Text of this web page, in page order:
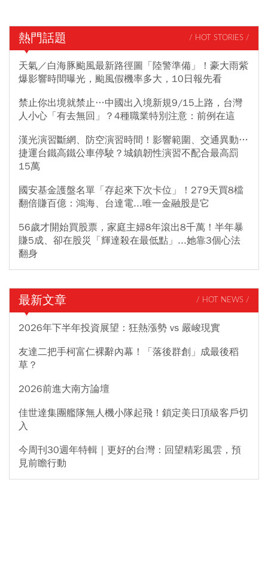
熱門話題 / HOT STORIES /
天氣／白海豚颱風最新路徑圖「陸警準備」！豪大雨紫
爆影響時間曝光，颱風假機率多大，10日報先看
禁止你出境就禁止…中國出入境新規9/15上路，台灣
人小心「有去無回」？4種職業特別注意：前例在這
漢光演習斷網、防空演習時間！影響範圍、交通異動…
捷運台鐵高鐵公車停駛？城鎮韌性演習不配合最高罰
15萬
國安基金護盤名單「存起來下次卡位」！279天買8檔
翻倍賺百億：鴻海、台達電...唯一金融股是它
56歲才開始買股票，家庭主婦8年滾出8千萬！半年暴
賺5成、卻在股災「輝達殺在最低點」...她靠3個心法
翻身
最新文章 / HOT NEWS /
2026年下半年投資展望：狂熱漲勢 vs 嚴峻現實
友達二把手柯富仁裸辭內幕！「落後群創」成最後稻
草？
2026前進大南方論壇
佳世達集團艦隊無人機小隊起飛！鎖定美日頂級客戶切
入
今周刊30週年特輯｜更好的台灣：回望精彩風雲，預
見前瞻行動